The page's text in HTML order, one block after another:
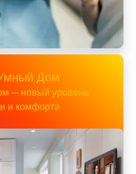
Дом
— новый уровень
и комфорта